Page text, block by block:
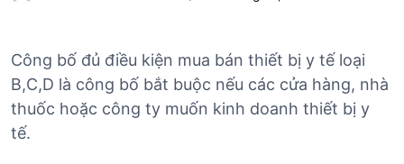
Công bố đủ điều kiện mua bán thiết bị y tế loại
B,C,D là công bố bắt buộc nếu các cửa hàng, nhà
thuốc hoặc công ty muốn kinh doanh thiết bị y
tế.